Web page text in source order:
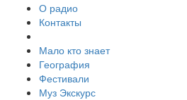
О радио
Контакты
Мало кто знает
География
Фестивали
Муз Экскурс